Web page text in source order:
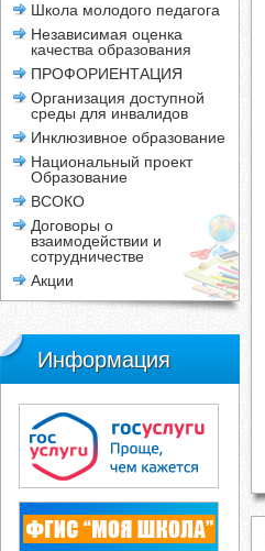
Школа молодого педагога
Независимая оценка
качества образования
ПРОФОРИЕНТАЦИЯ
Организация доступной
среды для инвалидов
Инклюзивное образование
Национальный проект
Образование
ВСОКО
Договоры о
взаимодействии и
сотрудничестве
Акции
Информация